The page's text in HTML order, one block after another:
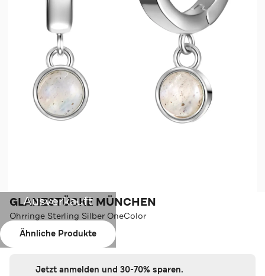
Ausverkauft
Ähnliche Produkte
GLANZSTÜCKE MÜNCHEN
Ohrringe Sterling Silber OneColor
Farbe:OneColor
Jetzt anmelden und 30-70% sparen.